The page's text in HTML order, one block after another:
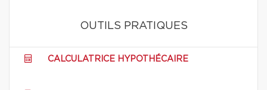
OUTILS PRATIQUES
CALCULATRICE HYPOTHÉCAIRE